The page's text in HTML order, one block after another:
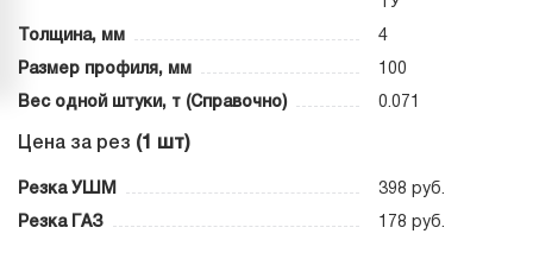
Толщина, мм 4
Размер профиля, мм 100
Вес одной штуки, т (Справочно) 0.071
Цена за рез (1 шт)
Резка УШМ 398 руб.
Резка ГАЗ 178 руб.